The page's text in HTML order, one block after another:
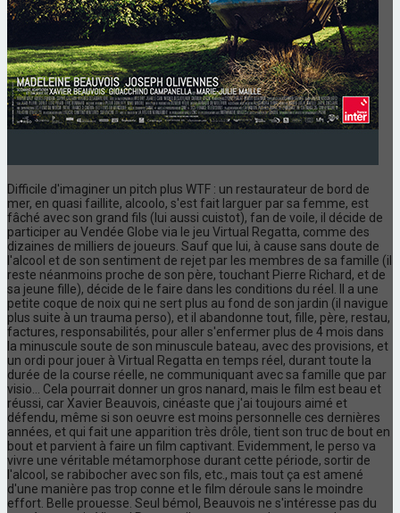
Difficile d'imaginer un pitch plus WTF : un restaurateur de bord de
mer, en quasi faillite, alcoolo, s'est fait larguer par sa femme, est
fâché avec son grand fils (lui aussi cuistot), fan de voile, il décide de
participer au Vendée Globe via le jeu Virtual Regatta, comme des
dizaines de milliers de joueurs. Sauf que lui, à cause sans doute de
l'alcool et de son sentiment de rejet par les membres de sa famille (il
reste néanmoins proche de son père, touchant Pierre Richard, et de
sa jeune fille), décide de le faire dans les conditions du réel. Il a une
petite coque de noix qui ne sert plus au fond de son jardin (il navigue
plus suite à un trauma perso), et il abandonne tout, fille, père, restau,
factures, responsabilités, pour aller s'enfermer plus de 4 mois dans
la minuscule soute de son minuscule bateau, avec des provisions, et
un ordi pour jouer à Virtual Regatta en temps réel, durant toute la
durée de la course réelle, ne communiquant avec sa famille que par
visio... Cela pourrait donner un gros nanard, mais le film est beau et
réussi, car Xavier Beauvois, cinéaste que j'ai toujours aimé et
défendu, même si son oeuvre est moins personnelle ces dernières
années, et qui fait une apparition très drôle, tient son truc de bout en
bout et parvient à faire un film captivant. Evidemment, le perso va
vivre une véritable métamorphose durant cette période, sortir de
l'alcool, se rabibocher avec son fils, etc., mais tout ça est amené
d'une manière pas trop conne et le film déroule sans le moindre
effort. Belle prouesse. Seul bémol, Beauvois ne s'intéresse pas du